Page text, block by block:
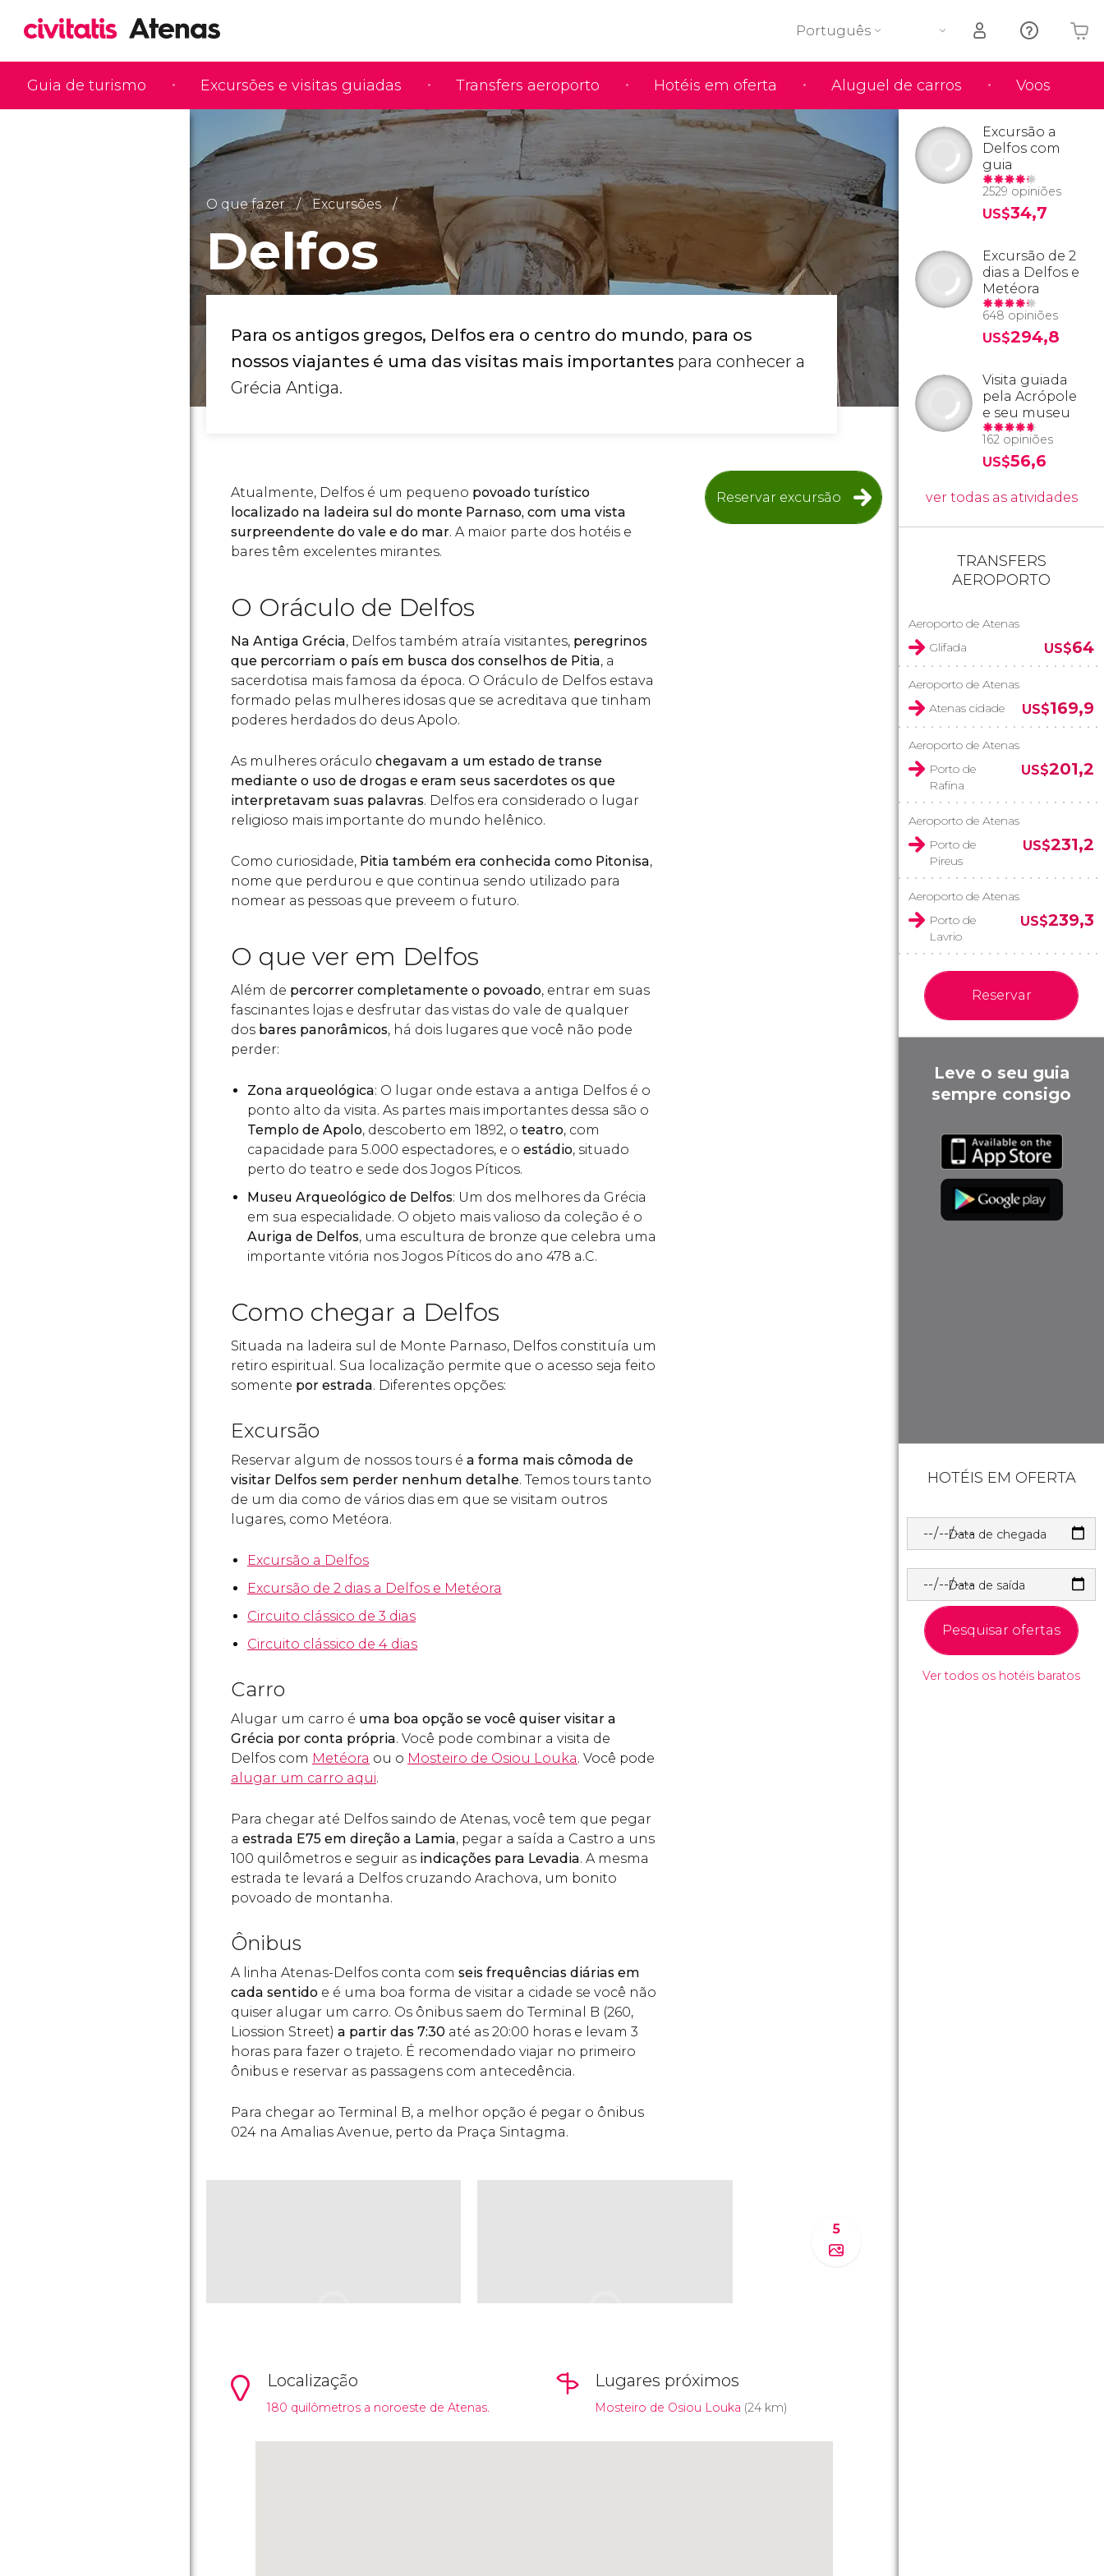
Guia de turismo Excursões e visitas guiadas Transfers aeroporto Hotéis em oferta Aluguel de carros Voos
Português
O seu carrinho está vazio
O que fazer Excursões
Delfos
Para os antigos gregos, Delfos era o centro do mundo, para os
nossos viajantes é uma das visitas mais importantes para conhecer a
Grécia Antiga.
Reservar excursão
Atualmente, Delfos é um pequeno povoado turístico
localizado na ladeira sul do monte Parnaso, com uma vista
surpreendente do vale e do mar. A maior parte dos hotéis e
bares têm excelentes mirantes.
O Oráculo de Delfos
Na Antiga Grécia, Delfos também atraía visitantes, peregrinos
que percorriam o país em busca dos conselhos de Pitia, a
sacerdotisa mais famosa da época. O Oráculo de Delfos estava
formado pelas mulheres idosas que se acreditava que tinham
poderes herdados do deus Apolo.
As mulheres oráculo chegavam a um estado de transe
mediante o uso de drogas e eram seus sacerdotes os que
interpretavam suas palavras. Delfos era considerado o lugar
religioso mais importante do mundo helênico.
Como curiosidade, Pitia também era conhecida como Pitonisa,
nome que perdurou e que continua sendo utilizado para
nomear as pessoas que preveem o futuro.
O que ver em Delfos
Além de percorrer completamente o povoado, entrar em suas
fascinantes lojas e desfrutar das vistas do vale de qualquer
dos bares panorâmicos, há dois lugares que você não pode
perder:
Zona arqueológica: O lugar onde estava a antiga Delfos é o
ponto alto da visita. As partes mais importantes dessa são o
Templo de Apolo, descoberto em 1892, o teatro, com
capacidade para 5.000 espectadores, e o estádio, situado
perto do teatro e sede dos Jogos Píticos.
Museu Arqueológico de Delfos: Um dos melhores da Grécia
em sua especialidade. O objeto mais valioso da coleção é o
Auriga de Delfos, uma escultura de bronze que celebra uma
importante vitória nos Jogos Píticos do ano 478 a.C.
Como chegar a Delfos
Situada na ladeira sul de Monte Parnaso, Delfos constituía um
retiro espiritual. Sua localização permite que o acesso seja feito
somente por estrada. Diferentes opções:
Excursão
Reservar algum de nossos tours é a forma mais cômoda de
visitar Delfos sem perder nenhum detalhe. Temos tours tanto
de um dia como de vários dias em que se visitam outros
lugares, como Metéora.
Excursão a Delfos
Excursão de 2 dias a Delfos e Metéora
Circuito clássico de 3 dias
Circuito clássico de 4 dias
Carro
Alugar um carro é uma boa opção se você quiser visitar a
Grécia por conta própria. Você pode combinar a visita de
Delfos com Metéora ou o Mosteiro de Osiou Louka. Você pode
alugar um carro aqui.
Para chegar até Delfos saindo de Atenas, você tem que pegar
a estrada E75 em direção a Lamia, pegar a saída a Castro a uns
100 quilômetros e seguir as indicações para Levadia. A mesma
estrada te levará a Delfos cruzando Arachova, um bonito
povoado de montanha.
Ônibus
A linha Atenas-Delfos conta com seis frequências diárias em
cada sentido e é uma boa forma de visitar a cidade se você não
quiser alugar um carro. Os ônibus saem do Terminal B (260,
Liossion Street) a partir das 7:30 até as 20:00 horas e levam 3
horas para fazer o trajeto. É recomendado viajar no primeiro
ônibus e reservar as passagens com antecedência.
Para chegar ao Terminal B, a melhor opção é pegar o ônibus
024 na Amalias Avenue, perto da Praça Sintagma.
5
Localização
180 quilômetros a noroeste de Atenas.
Lugares próximos
Mosteiro de Osiou Louka (24 km)
Excursão a
Delfos com
guia
2529 opiniões
US$34,7
Excursão de 2
dias a Delfos e
Metéora
648 opiniões
US$294,8
Visita guiada
pela Acrópole
e seu museu
162 opiniões
US$56,6
ver todas as atividades
TRANSFERS
AEROPORTO
Aeroporto de Atenas
Glifada
US$64
Aeroporto de Atenas
Atenas cidade
US$169,9
Aeroporto de Atenas
Porto de
Rafina
US$201,2
Aeroporto de Atenas
Porto de
Pireus
US$231,2
Aeroporto de Atenas
Porto de
Lavrio
US$239,3
Reservar
Leve o seu guia
sempre consigo
HOTÉIS EM OFERTA
Data de chegada
Data de saída
Pesquisar ofertas
Ver todos os hotéis baratos